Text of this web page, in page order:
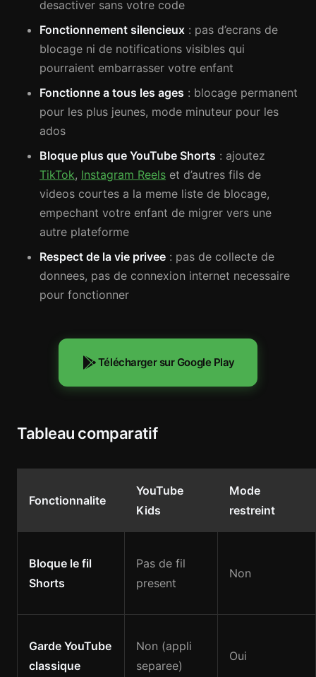
desactiver sans votre code
Fonctionnement silencieux : pas d’ecrans de
blocage ni de notifications visibles qui
pourraient embarrasser votre enfant
Fonctionne a tous les ages : blocage permanent
pour les plus jeunes, mode minuteur pour les
ados
Bloque plus que YouTube Shorts : ajoutez
TikTok, Instagram Reels et d’autres fils de
videos courtes a la meme liste de blocage,
empechant votre enfant de migrer vers une
autre plateforme
Respect de la vie privee : pas de collecte de
donnees, pas de connexion internet necessaire
pour fonctionner
Télécharger sur Google Play
Tableau comparatif
Fonctionnalite
YouTube
Kids
Mode
restreint
Bloque le fil
Shorts
Pas de fil
present
Non
Garde YouTube
classique
Non (appli
separee)
Oui